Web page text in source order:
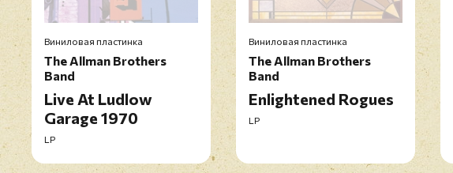
Виниловая пластинка
The Allman Brothers
Band
Live At Ludlow
Garage 1970
LP
Виниловая пластинка
The Allman Brothers
Band
Enlightened Rogues
LP